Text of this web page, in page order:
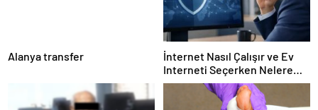
Alanya transfer
İnternet Nasıl Çalışır ve Ev
Interneti Seçerken Nelere
Dikkat Etmelisiniz